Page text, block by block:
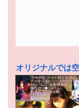
オリジナルでは